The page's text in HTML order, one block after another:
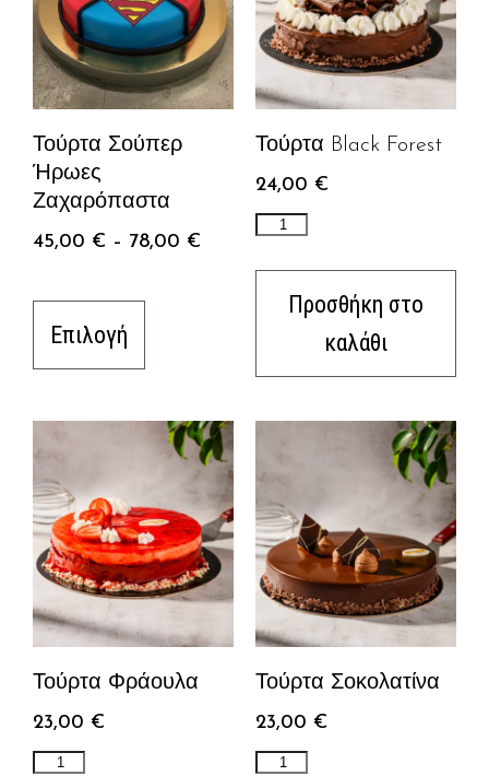
Τούρτα Σούπερ
Ήρωες
Ζαχαρόπαστα
45,00 € – 78,00 €
Επιλογή
Τούρτα Black Forest
24,00 €
Προσθήκη στο
καλάθι
Τούρτα Φράουλα
23,00 €
Τούρτα Σοκολατίνα
23,00 €